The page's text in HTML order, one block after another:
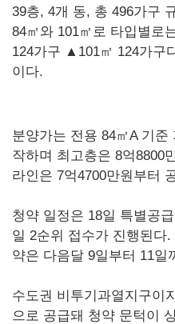
39층, 4개 동, 총 496가구
84㎡와 101㎡로 타입별
124가구 ▲101㎡ 124가구
이다.
분양가는 전용 84㎡A 기준
작하며 최고층은 8억8800
라인은 7억4700만원부터
청약 일정은 18일 특별공
일 2순위 접수가 진행된다
약은 다음달 9일부터 11일
수도권 비투기과열지구이
으로 공급돼 청약 문턱이